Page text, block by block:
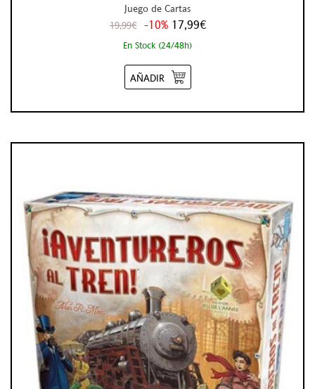
Juego de Cartas
19,99€ -10% 17,99€
En Stock (24/48h)
AÑADIR